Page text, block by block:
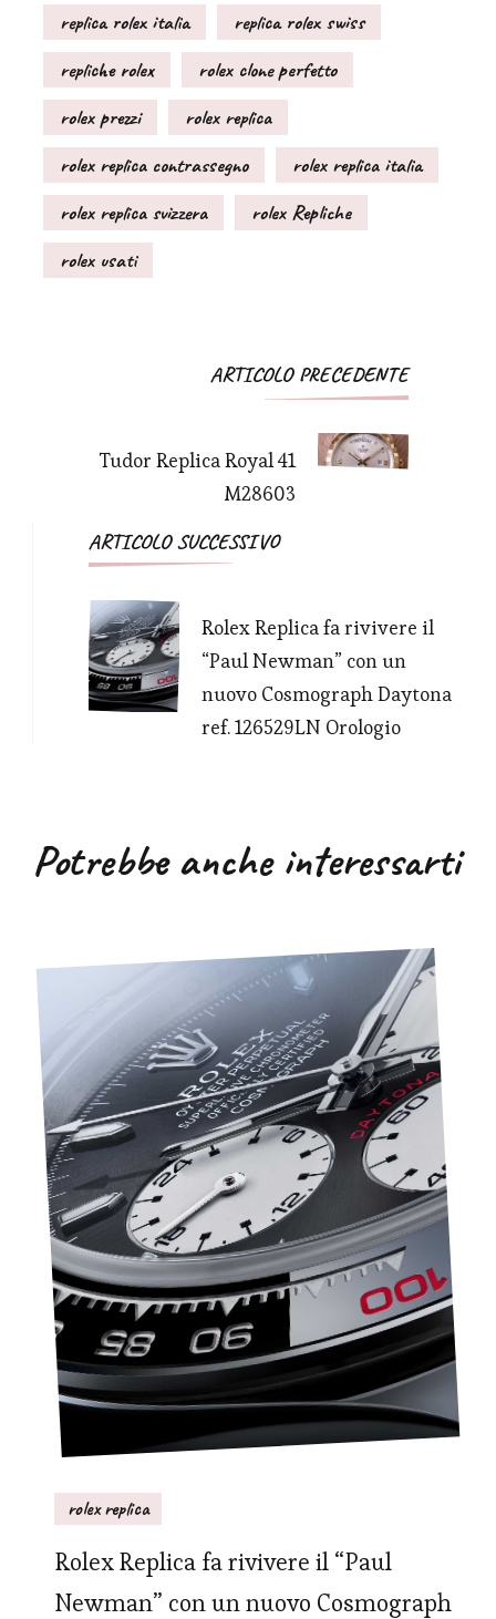
replica rolex italia
replica rolex swiss
repliche rolex
rolex clone perfetto
rolex prezzi
rolex replica
rolex replica contrassegno
rolex replica italia
rolex replica svizzera
rolex Repliche
rolex usati
Navigazione
articoli
ARTICOLO PRECEDENTE
Tudor Replica Royal 41
M28603
ARTICOLO SUCCESSIVO
Rolex Replica fa rivivere il
“Paul Newman” con un
nuovo Cosmograph Daytona
ref. 126529LN Orologio
Potrebbe anche interessarti
rolex replica
Rolex Replica fa rivivere il “Paul
Newman” con un nuovo Cosmograph